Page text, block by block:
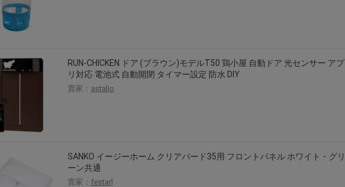
使用期限至發放後第30日之晚上23:59。
可於「JDirectItems Auction」、「日本商城代購」 「第一次付款」使用，可折抵服務費
額。
用期限不會延長。
有所有變更、修改或提前終止之權利，如有變更恕不另行通知，將以官網公告為準。
RUN-CHICKEN ドア (ブラウン)モデルT50 鶏小屋 自動ドア 光センサー アプ
リ対応 電池式 自動開閉 タイマー設定 防水 DIY
賣家： astalio
SANKO イージーホーム クリアバード35用 フロントパネル ホワイト・グリ
ーン共通
賣家： festarl